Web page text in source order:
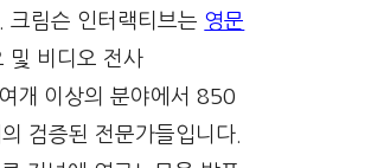
크림슨 인터랙티브는 영문
및 비디오 전사
개 이상의 분야에서 850
검증된 전문가들입니다.